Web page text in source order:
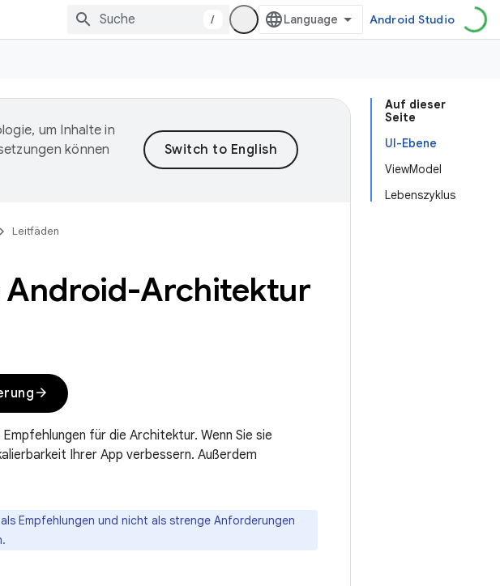
/ Android Studio
Auf dieser
Seite
UI-Ebene
ViewModel
Lebenszyklus
um Inhalte in
können
Leitfäden
Android-Architektur
arrow_forward
für die Architektur. Wenn Sie sie
Ihrer App verbessern. Außerdem
Empfehlungen und nicht als strenge Anforderungen